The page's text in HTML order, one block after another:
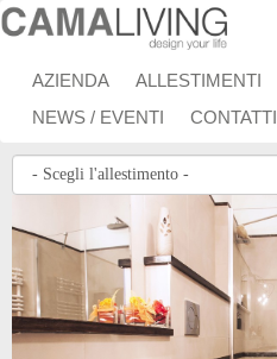
Salta al contenuto principale
AZIENDA ALLESTIMENTI
NEWS / EVENTI
CONTATTI